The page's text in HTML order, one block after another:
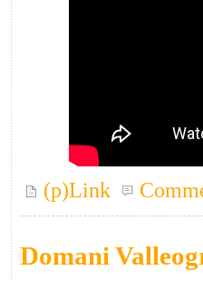
(p)Link
Domani